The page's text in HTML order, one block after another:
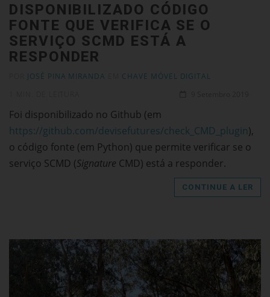
DISPONIBILIZADO CÓDIGO
FONTE QUE VERIFICA SE O
SERVIÇO SCMD ESTÁ A
RESPONDER
JOSÉ PINA MIRANDA
CHAVE MÓVEL DIGITAL
Foi disponibilizado no Github (em
https://github.com/devisefutures/check_CMD_plugin),
o código fonte (em Python) que permite verificar se o
serviço SCMD (Signature CMD) está a responder.
CONTINUE A LER